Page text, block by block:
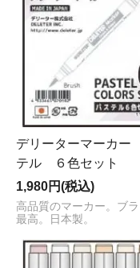
デリーターマーカ
テル ６色セット
1,980円(税込)
高品質のマーカー。ブ
最高。日本製。